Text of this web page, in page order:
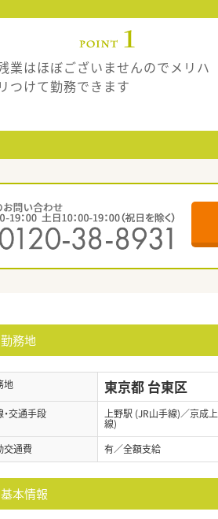
業はほぼございませんのでメリハ
リつけて勤務できます
勤務地
地 東京都 台東区
・交通手段 上野駅 (JR山手線)／京成
線)
交通費
有／全額支給
基本情報